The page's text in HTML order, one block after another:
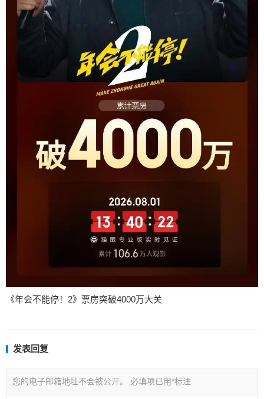
《年会不能停！2》票房突破4000万大关
发表回复
您的电子邮箱地址不会被公开。 必填项已用*标注